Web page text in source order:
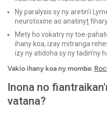
Ny paralysis sy ny aretin'i
neurotoxine ao anatinyt
Mety ho vokatry ny toe-
ihany koa, izay mitranga
izy ny atidoha sy ny tadin'ny
Vakio ihany koa ny momba:
Inona no
vatana?